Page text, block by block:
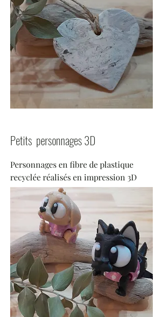
Petits personnages 3D
Personnages en fibre de plastique
recyclée réalisés en impression 3D